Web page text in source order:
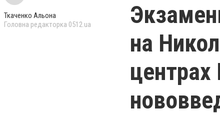
Ткаченко Альона
Головна редакторка 0512.ua
на